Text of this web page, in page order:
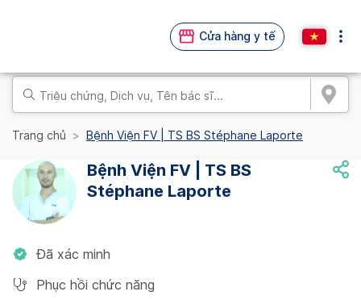
Cửa hàng y tế
Trang chủ Bệnh Viện FV | TS BS Stéphane Laporte
Bệnh Viện FV | TS BS
Stéphane Laporte
Đã xác minh
Phục hồi chức năng